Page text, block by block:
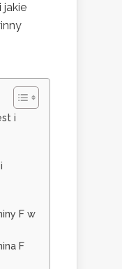
i jakie
i
F w
F